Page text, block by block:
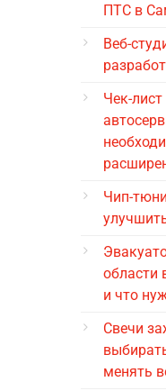
ПТС в
Веб-
Чек-
Чип-
области
и что
Свечи
менять